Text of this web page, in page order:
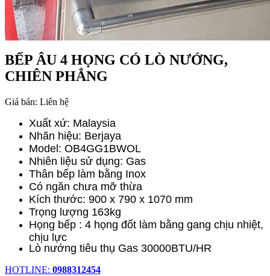
BẾP ÂU 4 HỌNG CÓ LÒ NƯỚNG,
CHIÊN PHẲNG
Giá bán: Liên hệ
Xuất xứ: Malaysia
Nhãn hiệu: Berjaya
Model: OB4GG1BWOL
Nhiên liệu sử dụng: Gas
Thân bếp làm bằng Inox
Có ngăn chưa mỡ thừa
Kích thước: 900 x 790 x 1070 mm
Trọng lượng 163kg
Họng bếp : 4 họng đốt làm bằng gang chịu nhiệt,
chịu lực
Lò nướng tiêu thụ Gas 30000BTU/HR
HOTLINE: 0988312454